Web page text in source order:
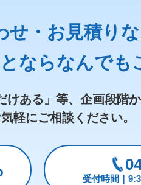
せ・お見積り
ならなんでも
けある」等、 企画段階
軽にご相談ください。
受付時間｜